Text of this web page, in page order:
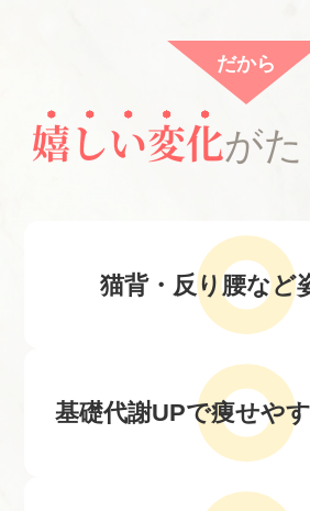
だから
嬉しい変化がた
猫背・反り腰など
基礎代謝UPで痩せや